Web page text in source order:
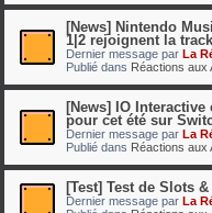
[News] Nintendo
1|2 rejoignent la
Dernier message par La
Publié dans Réactions aux
[News] IO
pour cet été sur
Dernier message par La
Publié dans Réactions aux
[Test] Test de Slots
Dernier message par La